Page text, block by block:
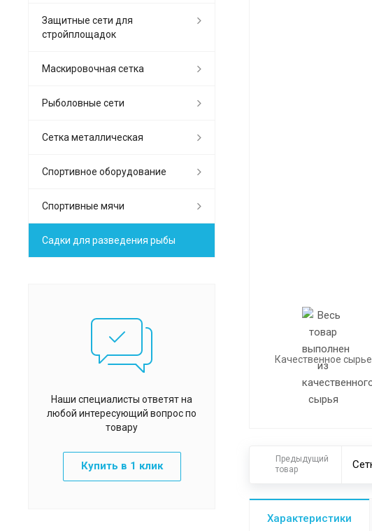
Качественное сырье
Предыдущий
товар
Характеристики
Защитные сети для
стройплощадок
Маскировочная сетка
Рыболовные сети
Сетка металлическая
Спортивное оборудование
Спортивные мячи
Садки для разведения рыбы
Наши специалисты ответят на
любой интересующий вопрос по
товару
Купить в 1 клик